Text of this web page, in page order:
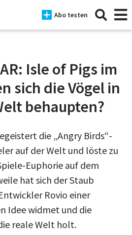
Abo testen
Isle of Pigs im
sich die Vögel in
behaupten?
die „Angry Birds“-
auf der Welt und löste zu
Euphorie auf dem
hat sich der Staub
Rovio einer
Idee widmet und die
reale Welt holt.